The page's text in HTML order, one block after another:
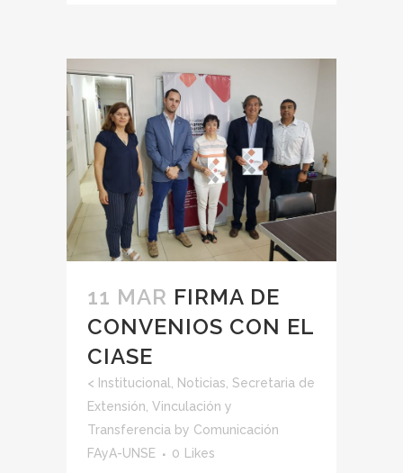
11 MAR FIRMA DE
CONVENIOS CON EL
CIASE
< Institucional Noticias Secretaria de
Extensión, Vinculación y
Transferencia by Comunicación
FAyA-UNSE
0 Likes